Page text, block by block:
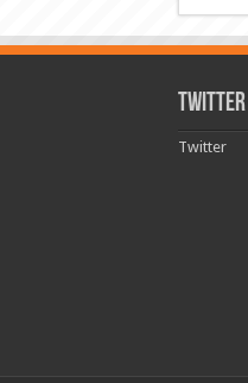
Twitter
Twitter